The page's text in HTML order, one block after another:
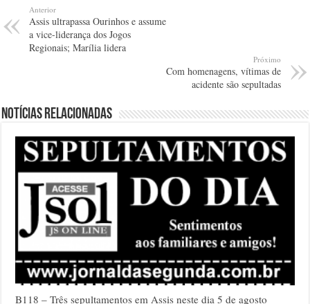
Anterior
Assis ultrapassa Ourinhos e assume
a vice-liderança dos Jogos
Regionais; Marília lidera
Próximo
Com homenagens, vítimas de
acidente são sepultadas
Notícias relacionadas
B118 – Três sepultamentos em Assis neste dia 5 de agosto